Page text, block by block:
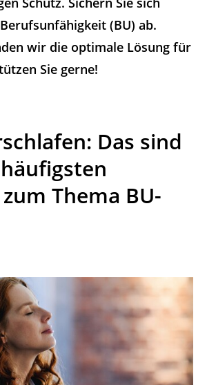
(BU) ab.
wir die optimale Lösung für
Sie gerne!
Das sind
Thema BU-